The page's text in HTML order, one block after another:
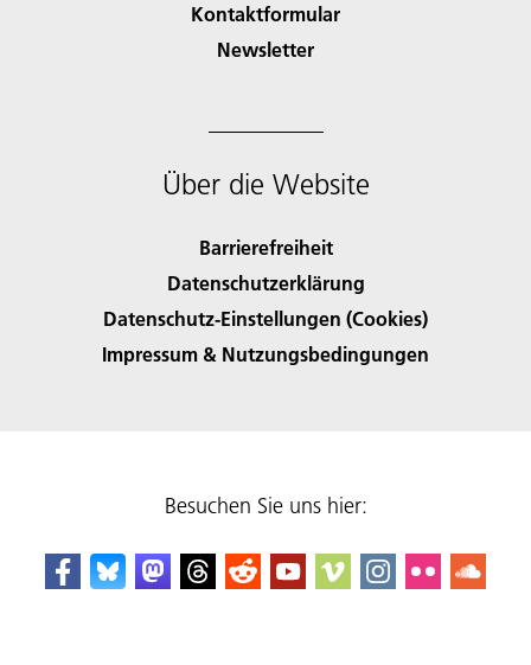
Kontaktformular
Newsletter
Über die Website
Barrierefreiheit
Datenschutzerklärung
Datenschutz-Einstellungen (Cookies)
Impressum & Nutzungsbedingungen
Besuchen Sie uns hier: